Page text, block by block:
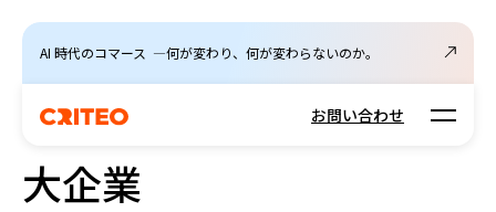
AI 時代のコマース ―何が変わり、何が変わらないのか。
お問い合わせ Open
大企業